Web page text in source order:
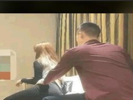
的降低使得课程价格往往更为亲民。学生花费较少
的金钱，就能获取到与实体课相差不大的知识内
容。而实体上课，由于场地等成本的存在，课程价
格通常会偏高一些。 时间成本方面，微信上课优势
明显。学生无需花费时间在往返上课地点的路上，
尤其在上海这样交通拥堵的城市，节省下来的时间
可以用于更...